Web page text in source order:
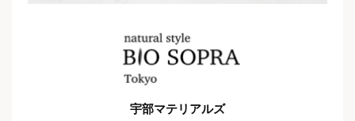
宇部マテリアルズ